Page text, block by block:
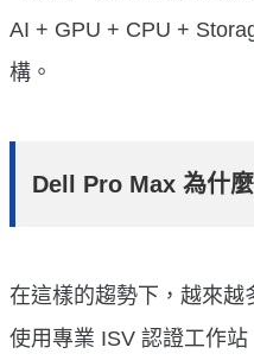
AI + GPU + CPU +
構。
Dell Pro Max 為什
在這樣的趨勢下，越來越
使用專業 ISV 認證工作